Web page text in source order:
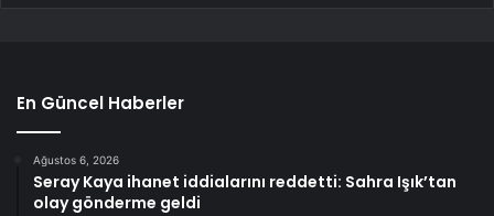
En Güncel Haberler
Ağustos 6, 2026
Seray Kaya ihanet iddialarını reddetti: Sahra Işık’tan
olay gönderme geldi